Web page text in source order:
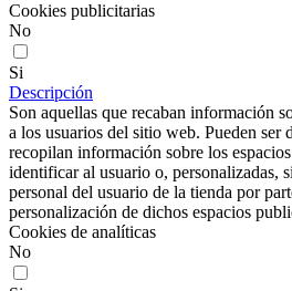
Cookies publicitarias
No
Si
Descripción
Son aquellas que recaban información
a los usuarios del sitio web. Pueden ser
recopilan información sobre los
identificar al usuario o, personalizadas,
personal del usuario de la tienda por
personalización de dichos espacios
Cookies de analíticas
No